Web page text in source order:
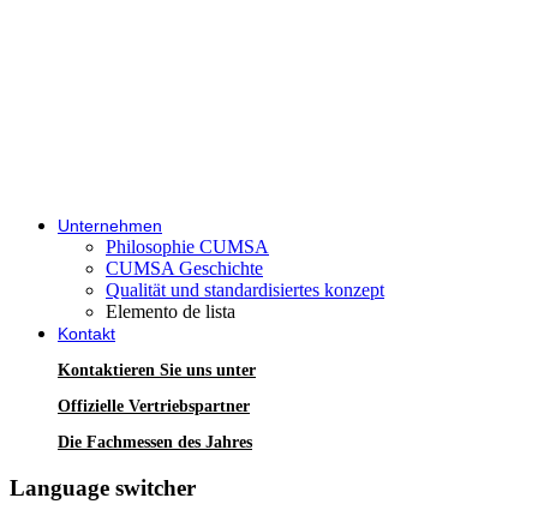
Unternehmen
Philosophie CUMSA
CUMSA Geschichte
Qualität und standardisiertes konzept
Elemento de lista
Kontakt
Kontaktieren Sie uns unter
Offizielle Vertriebspartner
Die Fachmessen des Jahres
Language switcher